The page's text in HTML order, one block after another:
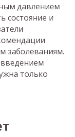
давлением
состояние и
заболеваниям.
только